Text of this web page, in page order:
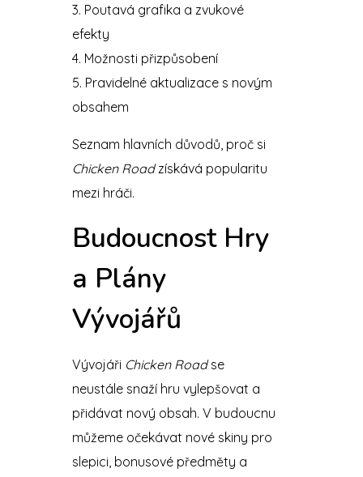
Poutavá grafika a zvukové
efekty
Možnosti přizpůsobení
Pravidelné aktualizace s novým
obsahem
Seznam hlavních důvodů, proč si
Chicken Roadzískává popularitu
mezi hráči.
Budoucnost Hry
a Plány
Vývojářů
Vývojáři Chicken Roadse
neustále snaží hru vylepšovat a
přidávat nový obsah. V budoucnu
můžeme očekávat nové skiny pro
slepici, bonusové předměty a